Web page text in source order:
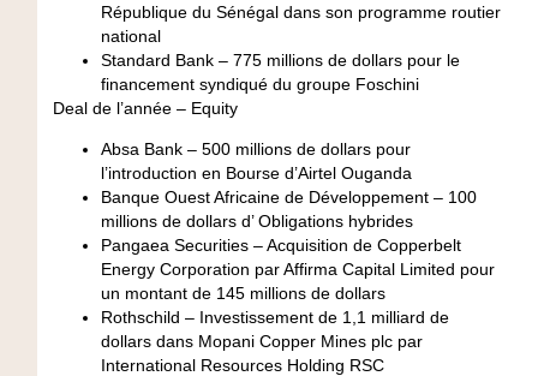
République du Sénégal dans son programme routier
national
Standard Bank– 775 millions de dollars pour le
financement syndiqué du groupe Foschini
Deal de l’année – Equity
Absa Bank – 500 millions de dollars pour
l’introduction en Bourse d’Airtel Ouganda
Banque Ouest Africaine de Développement – 100
millions de dollars d’ Obligations hybrides
Pangaea Securities– Acquisition de Copperbelt
Energy Corporation par Affirma Capital Limited pour
un montant de 145 millions de dollars
Rothschild – Investissement de 1,1 milliard de
dollars dans Mopani Copper Mines plc par
International Resources Holding RSC